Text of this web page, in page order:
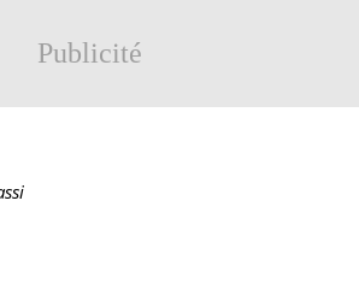
Publicité